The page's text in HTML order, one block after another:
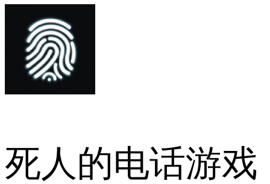
死人的电话游戏